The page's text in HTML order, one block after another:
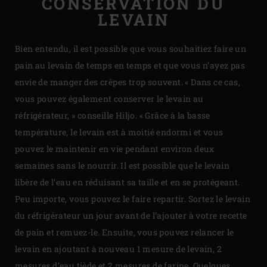
LEVAIN
Bien entendu, il est possible que vous souhaitiez faire un
pain au levain de temps en temps et que vous n’ayez pas
envie de manger des crêpes trop souvent. « Dans ce cas,
vous pouvez également conserver le levain au
réfrigérateur, » conseille Hiljo. « Grâce à la basse
température, le levain est à moitié endormi et vous
pouvez le maintenir en vie pendant environ deux
semaines sans le nourrir. Il est possible que le levain
libère de l’eau en réduisant sa taille et en se protégeant.
Peu importe, vous pouvez le faire repartir. Sortez le levain
du réfrigérateur un jour avant de l’ajouter à votre recette
de pain et remuez-le. Ensuite, vous pouvez relancer le
levain en ajoutant à nouveau 1 mesure de levain, 2